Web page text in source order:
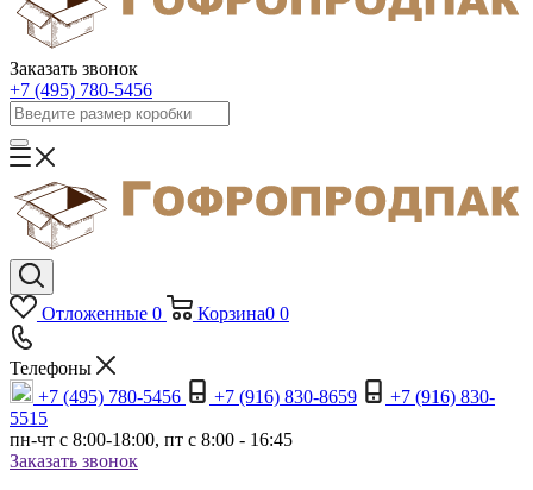
Заказать звонок
+7 (495) 780-5456
Отложенные 0 Корзина0 0
Телефоны
+7 (495) 780-5456
+7 (916) 830-8659
+7 (916) 830-
5515
пн-чт c 8:00-18:00, пт с 8:00 - 16:45
Заказать звонок